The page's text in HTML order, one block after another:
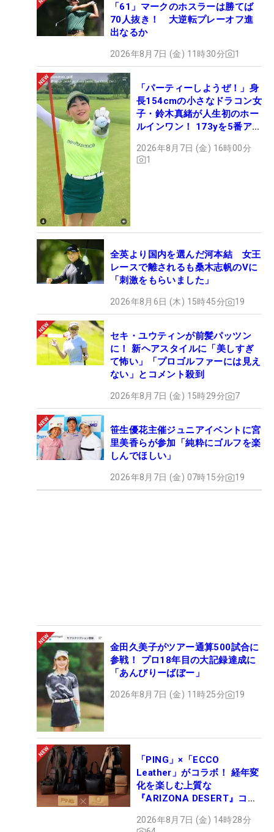
「61」マークのホスラーは勝てば
70人抜き！ 大逆転プレーオフ進
出なるか
2026年8月7日 (金) 11時30分 1
「パーティーしようぜ！」身
長154cmの小さなドラコン女
子・鈴木真緒が人生初のホー
ルインワン！ 173yを5番アイ
2026年8月7日 (金) 16時00分
1
全英より国内を選んだ河本結 女王
レースで離されるも桑木志帆のVに
「刺激をもらいました」
2026年8月6日 (木) 15時45分 19
セキ・ユウティンが前髪パッツン
に！ 新ヘアスタイルに「美しすぎ
て怖い」「プロゴルファーには見え
ない」とコメント殺到
2026年8月7日 (金) 15時29分 7
笹生優花主催ジュニアイベントに宮
里美香らが参加「純粋にゴルフを楽
しんでほしい」
2026年8月7日 (金) 07時15分 19
金田久美子がツアー通算500試合に
参戦！ プロ18年目の大記録達成に
「あんびりーばぼー」
2026年8月7日 (金) 11時25分 19
「PING」×「ECCO
Leather」がコラボ！ 経年変
化を楽しむ上質な
『ARIZONA DESERT』コレ
ュー
2026年8月7日 (金) 14時28分